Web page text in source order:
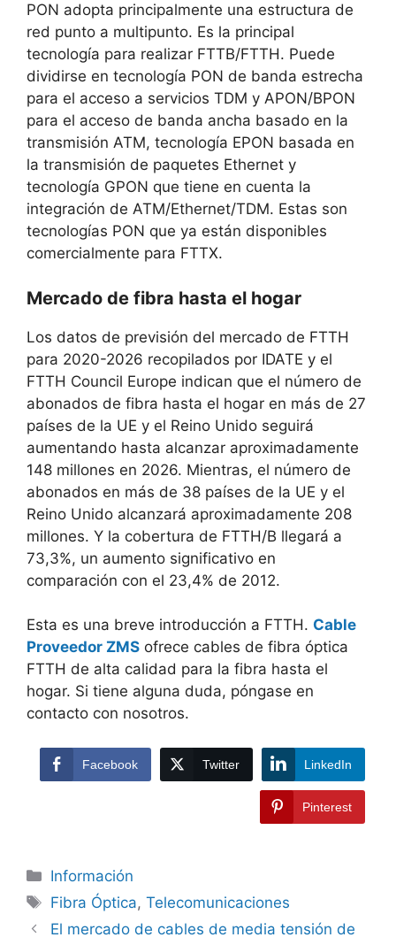
PON adopta principalmente una estructura de
red punto a multipunto. Es la principal
tecnología para realizar FTTB/FTTH. Puede
dividirse en tecnología PON de banda estrecha
para el acceso a servicios TDM y APON/BPON
para el acceso de banda ancha basado en la
transmisión ATM, tecnología EPON basada en
la transmisión de paquetes Ethernet y
tecnología GPON que tiene en cuenta la
integración de ATM/Ethernet/TDM. Estas son
tecnologías PON que ya están disponibles
comercialmente para FTTX.
Mercado de fibra hasta el hogar
Los datos de previsión del mercado de FTTH
para 2020-2026 recopilados por IDATE y el
FTTH Council Europe indican que el número de
abonados de fibra hasta el hogar en más de 27
países de la UE y el Reino Unido seguirá
aumentando hasta alcanzar aproximadamente
148 millones en 2026. Mientras, el número de
abonados en más de 38 países de la UE y el
Reino Unido alcanzará aproximadamente 208
millones. Y la cobertura de FTTH/B llegará a
73,3%, un aumento significativo en
comparación con el 23,4% de 2012.
Esta es una breve introducción a FTTH. Cable
Proveedor ZMS ofrece cables de fibra óptica
FTTH de alta calidad para la fibra hasta el
hogar. Si tiene alguna duda, póngase en
contacto con nosotros.
Facebook Twitter LinkedIn
Pinterest
Información
Fibra Óptica,Telecomunicaciones
El mercado de cables de media tensión de